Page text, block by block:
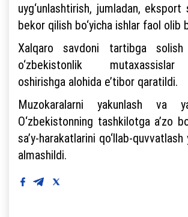
uyg‘unlashtirish, jumladan, eksport
bekor qilish bo‘yicha ishlar faol olib
Xalqaro savdoni tartibga solish
o‘zbekistonlik
oshirishga alohida e’tibor qaratildi.
Muzokaralarni yakunlash va
O‘zbekistonning tashkilotga a’zo
sa’y-harakatlarini qo‘llab-
almashildi.